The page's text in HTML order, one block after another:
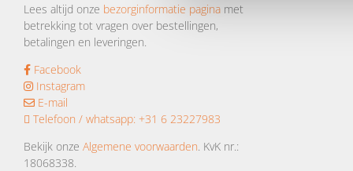
Lees altijd onze bezorginformatie pagina met
betrekking tot vragen over bestellingen,
betalingen en leveringen.
Facebook
Instagram
E-mail
Telefoon / whatsapp: +31 6 23227983
Bekijk onze Algemene voorwaarden. KvK nr.:
18068338.